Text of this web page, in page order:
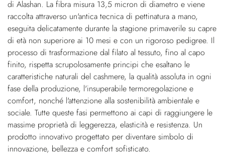
di Alashan. La fibra misura 13,5 micron di diametro e viene
raccolta attraverso un'antica tecnica di pettinatura a mano,
eseguita delicatamente durante la stagione primaverile su capre
di età non superiore ai 10 mesi e con un rigoroso pedigree. Il
processo di trasformazione dal filato al tessuto, fino al capo
finito, rispetta scrupolosamente principi che esaltano le
caratteristiche naturali del cashmere, la qualità assoluta in ogni
fase della produzione, l'insuperabile termoregolazione e
comfort, nonché l'attenzione alla sostenibilità ambientale e
sociale. Tutte queste fasi permettono ai capi di raggiungere le
massime proprietà di leggerezza, elasticità e resistenza. Un
prodotto innovativo progettato per diventare simbolo di
innovazione, bellezza e comfort sofisticato.